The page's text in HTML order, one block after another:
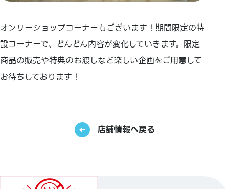
オンリーショップコーナーもございます！期間限定の特
設コーナーで、どんどん内容が変化していきます。限定
商品の販売や特典のお渡しなど楽しい企画をご用意して
お待ちしております！
店舗情報へ戻る